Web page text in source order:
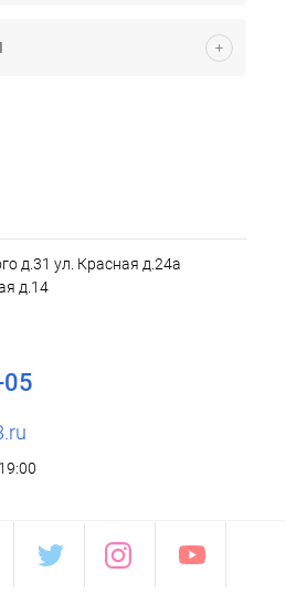
д.31 ул. Красная д.24а
д.14